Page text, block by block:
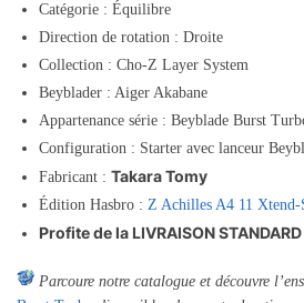
Catégorie : Équilibre
Direction de rotation : Droite
Collection : Cho-Z Layer System
Beyblader : Aiger Akabane
Appartenance série : Beyblade Burst
Configuration : Starter avec lanceur
Fabricant : Takara Tomy
Édition Hasbro : Z Achilles A4 11 Xtend-
Profite de la LIVRAISON STANDARD
Parcoure notre catalogue et découvre